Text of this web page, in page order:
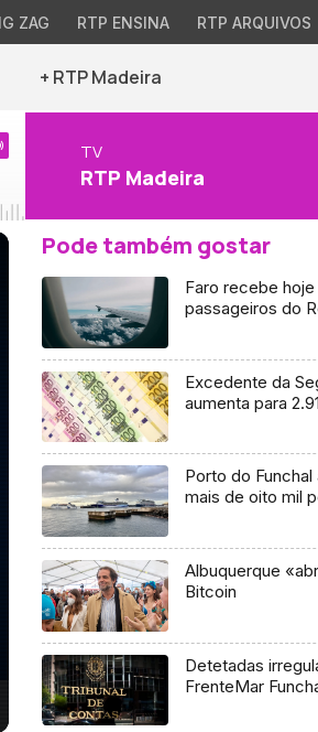
ZAG RTP ENSINA RTP ARQUIVOS
+ RTP Madeira
TV
RTP Madeira
Pode também gostar
Faro recebe
passageiros do
Excedente da
aumenta para
Porto do
mais de oito mil
Albuquerque
Bitcoin
Detetadas
FrenteMar